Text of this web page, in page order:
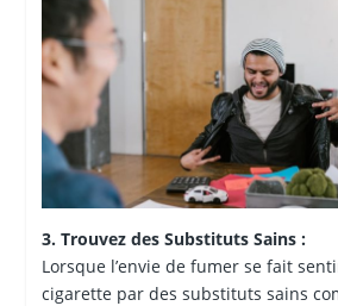
3. Trouvez des Substituts Sains :
Lorsque l’envie de fumer se fait
cigarette par des substituts sains